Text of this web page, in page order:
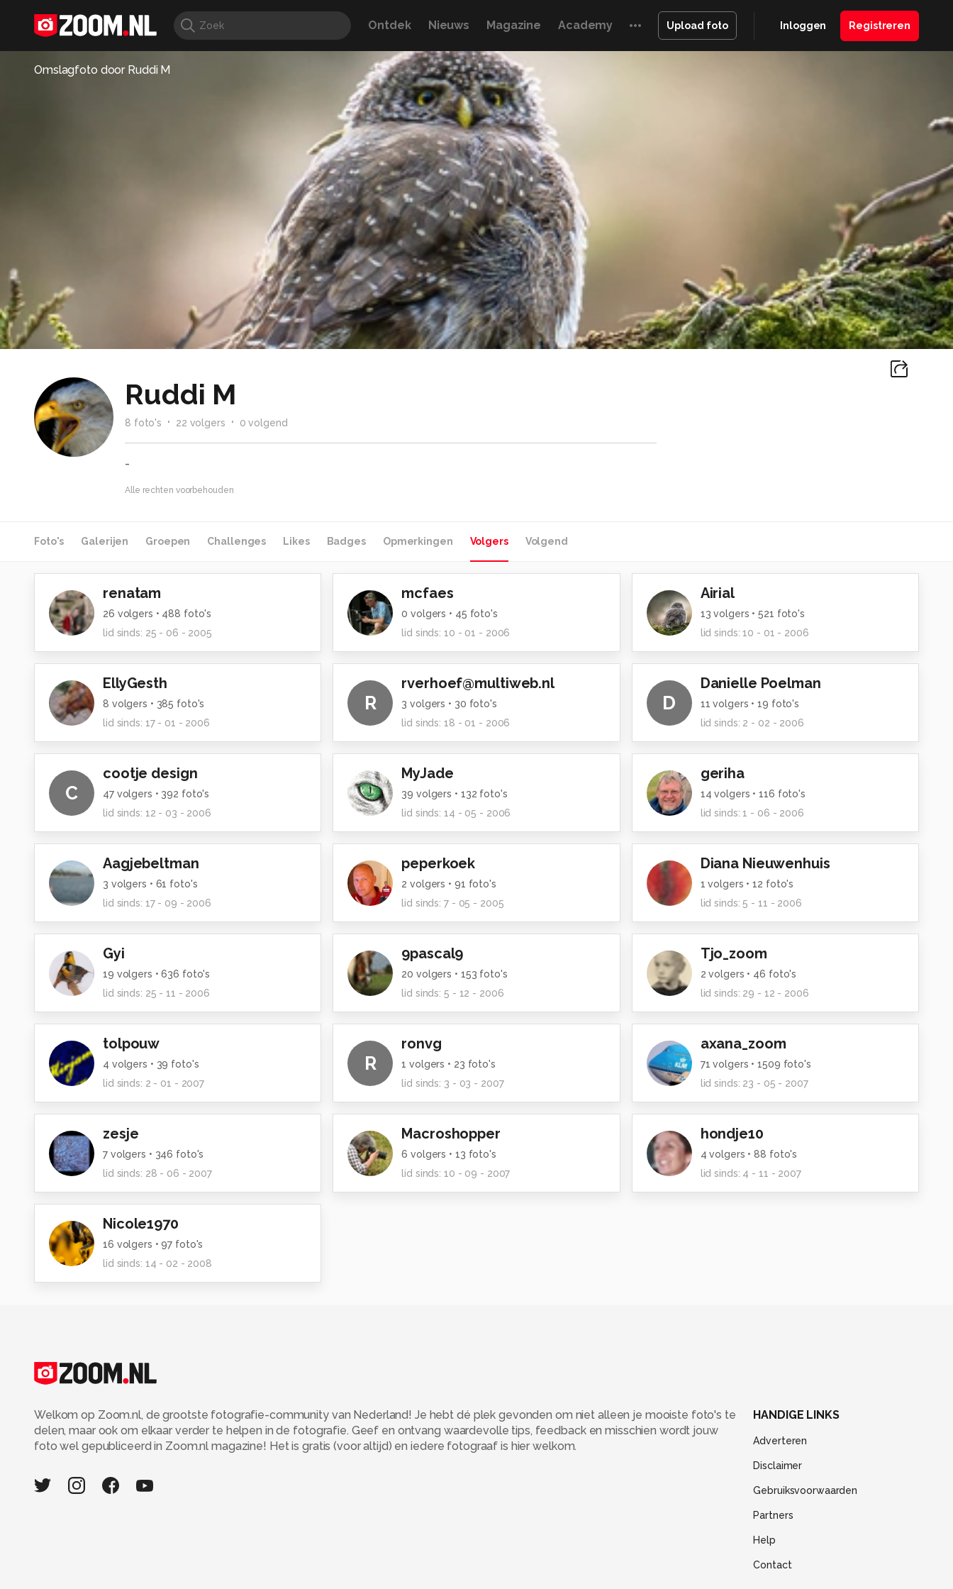
Ontdek Nieuws Magazine Academy Upload foto Inloggen Registreren
Omslagfoto door Ruddi M
Ruddi M
8 foto's 22 volgers 0 volgend
-
Alle rechten voorbehouden
Foto's Galerijen Groepen Challenges Likes Badges Opmerkingen Volgers Volgend
renatam
26 volgers • 488 foto's
lid sinds: 25 - 06 - 2005
mcfaes
0 volgers • 45 foto's
lid sinds:10 - 01 - 2006
Airial
13 volgers •521 foto's
lid sinds:10 - 01 - 2006
EllyGesth
8 volgers • 385 foto's
lid sinds: 17 - 01 - 2006
R
rverhoef@multiweb.nl
3 volgers • 30 foto's
lid sinds:18 - 01 - 2006
D
Danielle Poelman
11 volgers •19 foto's
lid sinds: 2 - 02 - 2006
C
cootje design
47volgers • 392 foto's
lid sinds: 12 - 03 - 2006
MyJade
39 volgers • 132 foto's
lid sinds:14 - 05 - 2006
geriha
14 volgers •116 foto's
lid sinds:1 - 06 - 2006
Aagjebeltman
3 volgers • 61 foto's
lid sinds: 17 - 09 - 2006
peperkoek
2 volgers • 91 foto's
lid sinds:7 - 05 - 2005
Diana Nieuwenhuis
1 volgers •12 foto's
lid sinds:5 - 11 - 2006
Gyi
19 volgers •636 foto's
lid sinds: 25 - 11 - 2006
9pascal9
20 volgers • 153 foto's
lid sinds:5 - 12 - 2006
Tjo_zoom
2 volgers • 46 foto's
lid sinds: 29 - 12 - 2006
tolpouw
4 volgers • 39 foto's
lid sinds: 2 - 01 - 2007
R
ronvg
1 volgers • 23 foto's
lid sinds: 3 - 03 - 2007
axana_zoom
71 volgers •1509 foto's
lid sinds: 23 - 05 - 2007
zesje
7volgers • 346 foto's
lid sinds: 28 - 06 - 2007
Macroshopper
6 volgers • 13 foto's
lid sinds:10 - 09 - 2007
hondje10
4 volgers • 88 foto's
lid sinds: 4 - 11 - 2007
Nicole1970
16 volgers •97 foto's
lid sinds: 14 - 02 - 2008
Welkom op Zoom.nl, de grootste fotografie-community van Nederland! Je hebt dé plek gevonden om niet alleen je mooiste foto's te
delen, maar ook om elkaar verder te helpen in de fotografie. Geef en ontvang waardevolle tips, feedback en misschien wordt jouw
foto wel gepubliceerd in Zoom.nl magazine! Het is gratis (voor altijd) en iedere fotograaf is hier welkom.
HANDIGE LINKS
Adverteren
Disclaimer
Gebruiksvoorwaarden
Partners
Help
Contact